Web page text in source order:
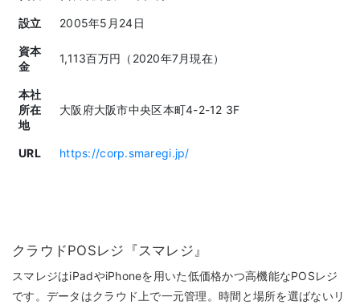
設立 2005年5月24日
資本
金
1,113百万円（2020年7月現在）
本社
所在
地
大阪府大阪市中央区本町4-2-12 3F
URL https://corp.smaregi.jp/
クラウドPOSレジ『スマレジ』
スマレジはiPadやiPhoneを用いた低価格かつ高機能なPOSレジ
です。データはクラウド上で一元管理。時間と場所を選ばないリ